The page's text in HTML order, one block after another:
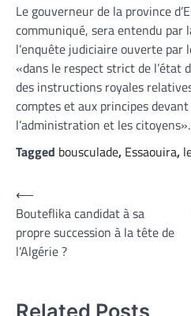
Le gouverneur de la province
communiqué, sera entendu par
l’enquête judiciaire ouverte par
«dans le respect strict de l’état
des instructions royales
comptes et aux principes
l’administration et les citoyens».
Tagged bousculade, Essaouira,
Navigation
de
l’article
⟵
Bouteflika candidat à sa
propre succession à la tête de
l’Algérie ?
Related Posts